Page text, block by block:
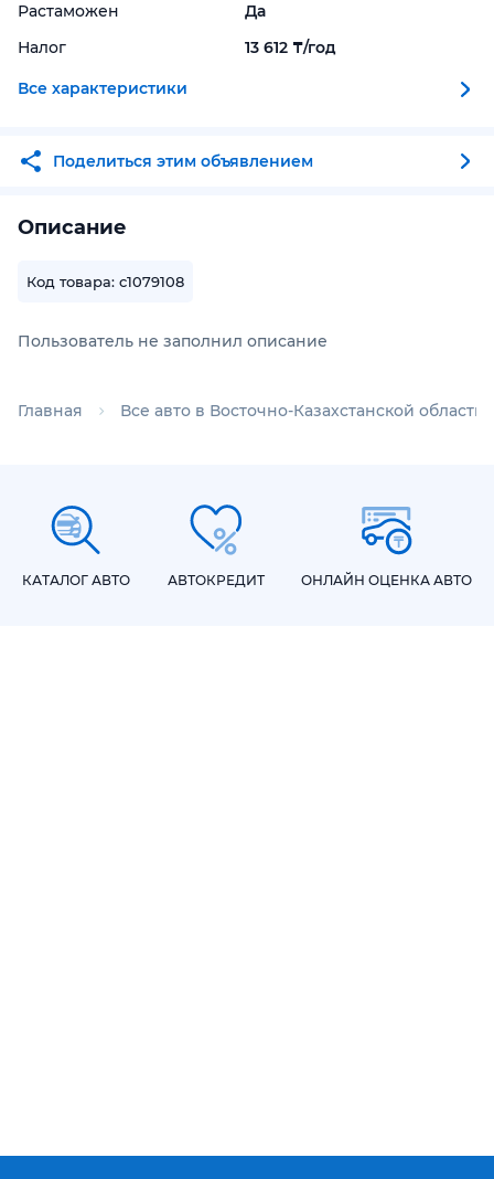
Растаможен
Да
Налог
13 612 ₸/год
Все характеристики
Поделиться этим объявлением
Описание
Код товара: c1079108
Пользователь не заполнил описание
Главная Все авто в Восточно-Казахстанской области
КАТАЛОГ АВТО АВТОКРЕДИТ ОНЛАЙН ОЦЕНКА АВТО